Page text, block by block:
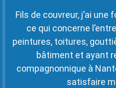
Fils de couvreur, j’ai
ce qui concerne
peintures, toitures,
bâtiment et ayant
compagnonnique à
satisfaire